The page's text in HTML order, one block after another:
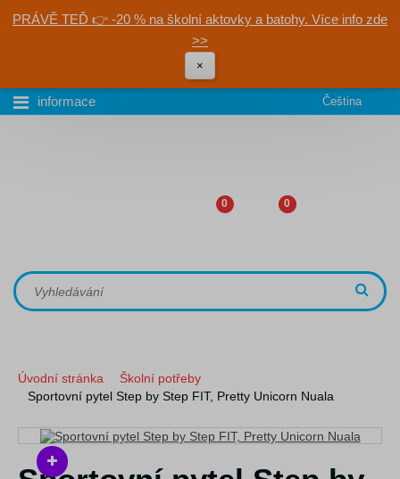
PRÁVĚ TEĎ 👉 -20 % na školní aktovky a batohy. Více info zde
>>
×
informace Čeština
0 0
Úvodní stránka
Školní potřeby
Sportovní pytel Step by Step FIT, Pretty Unicorn Nuala